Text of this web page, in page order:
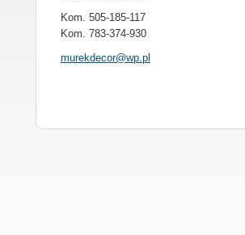
Kom. 505-185-117
Kom. 783-374-930
murekdecor@wp.pl